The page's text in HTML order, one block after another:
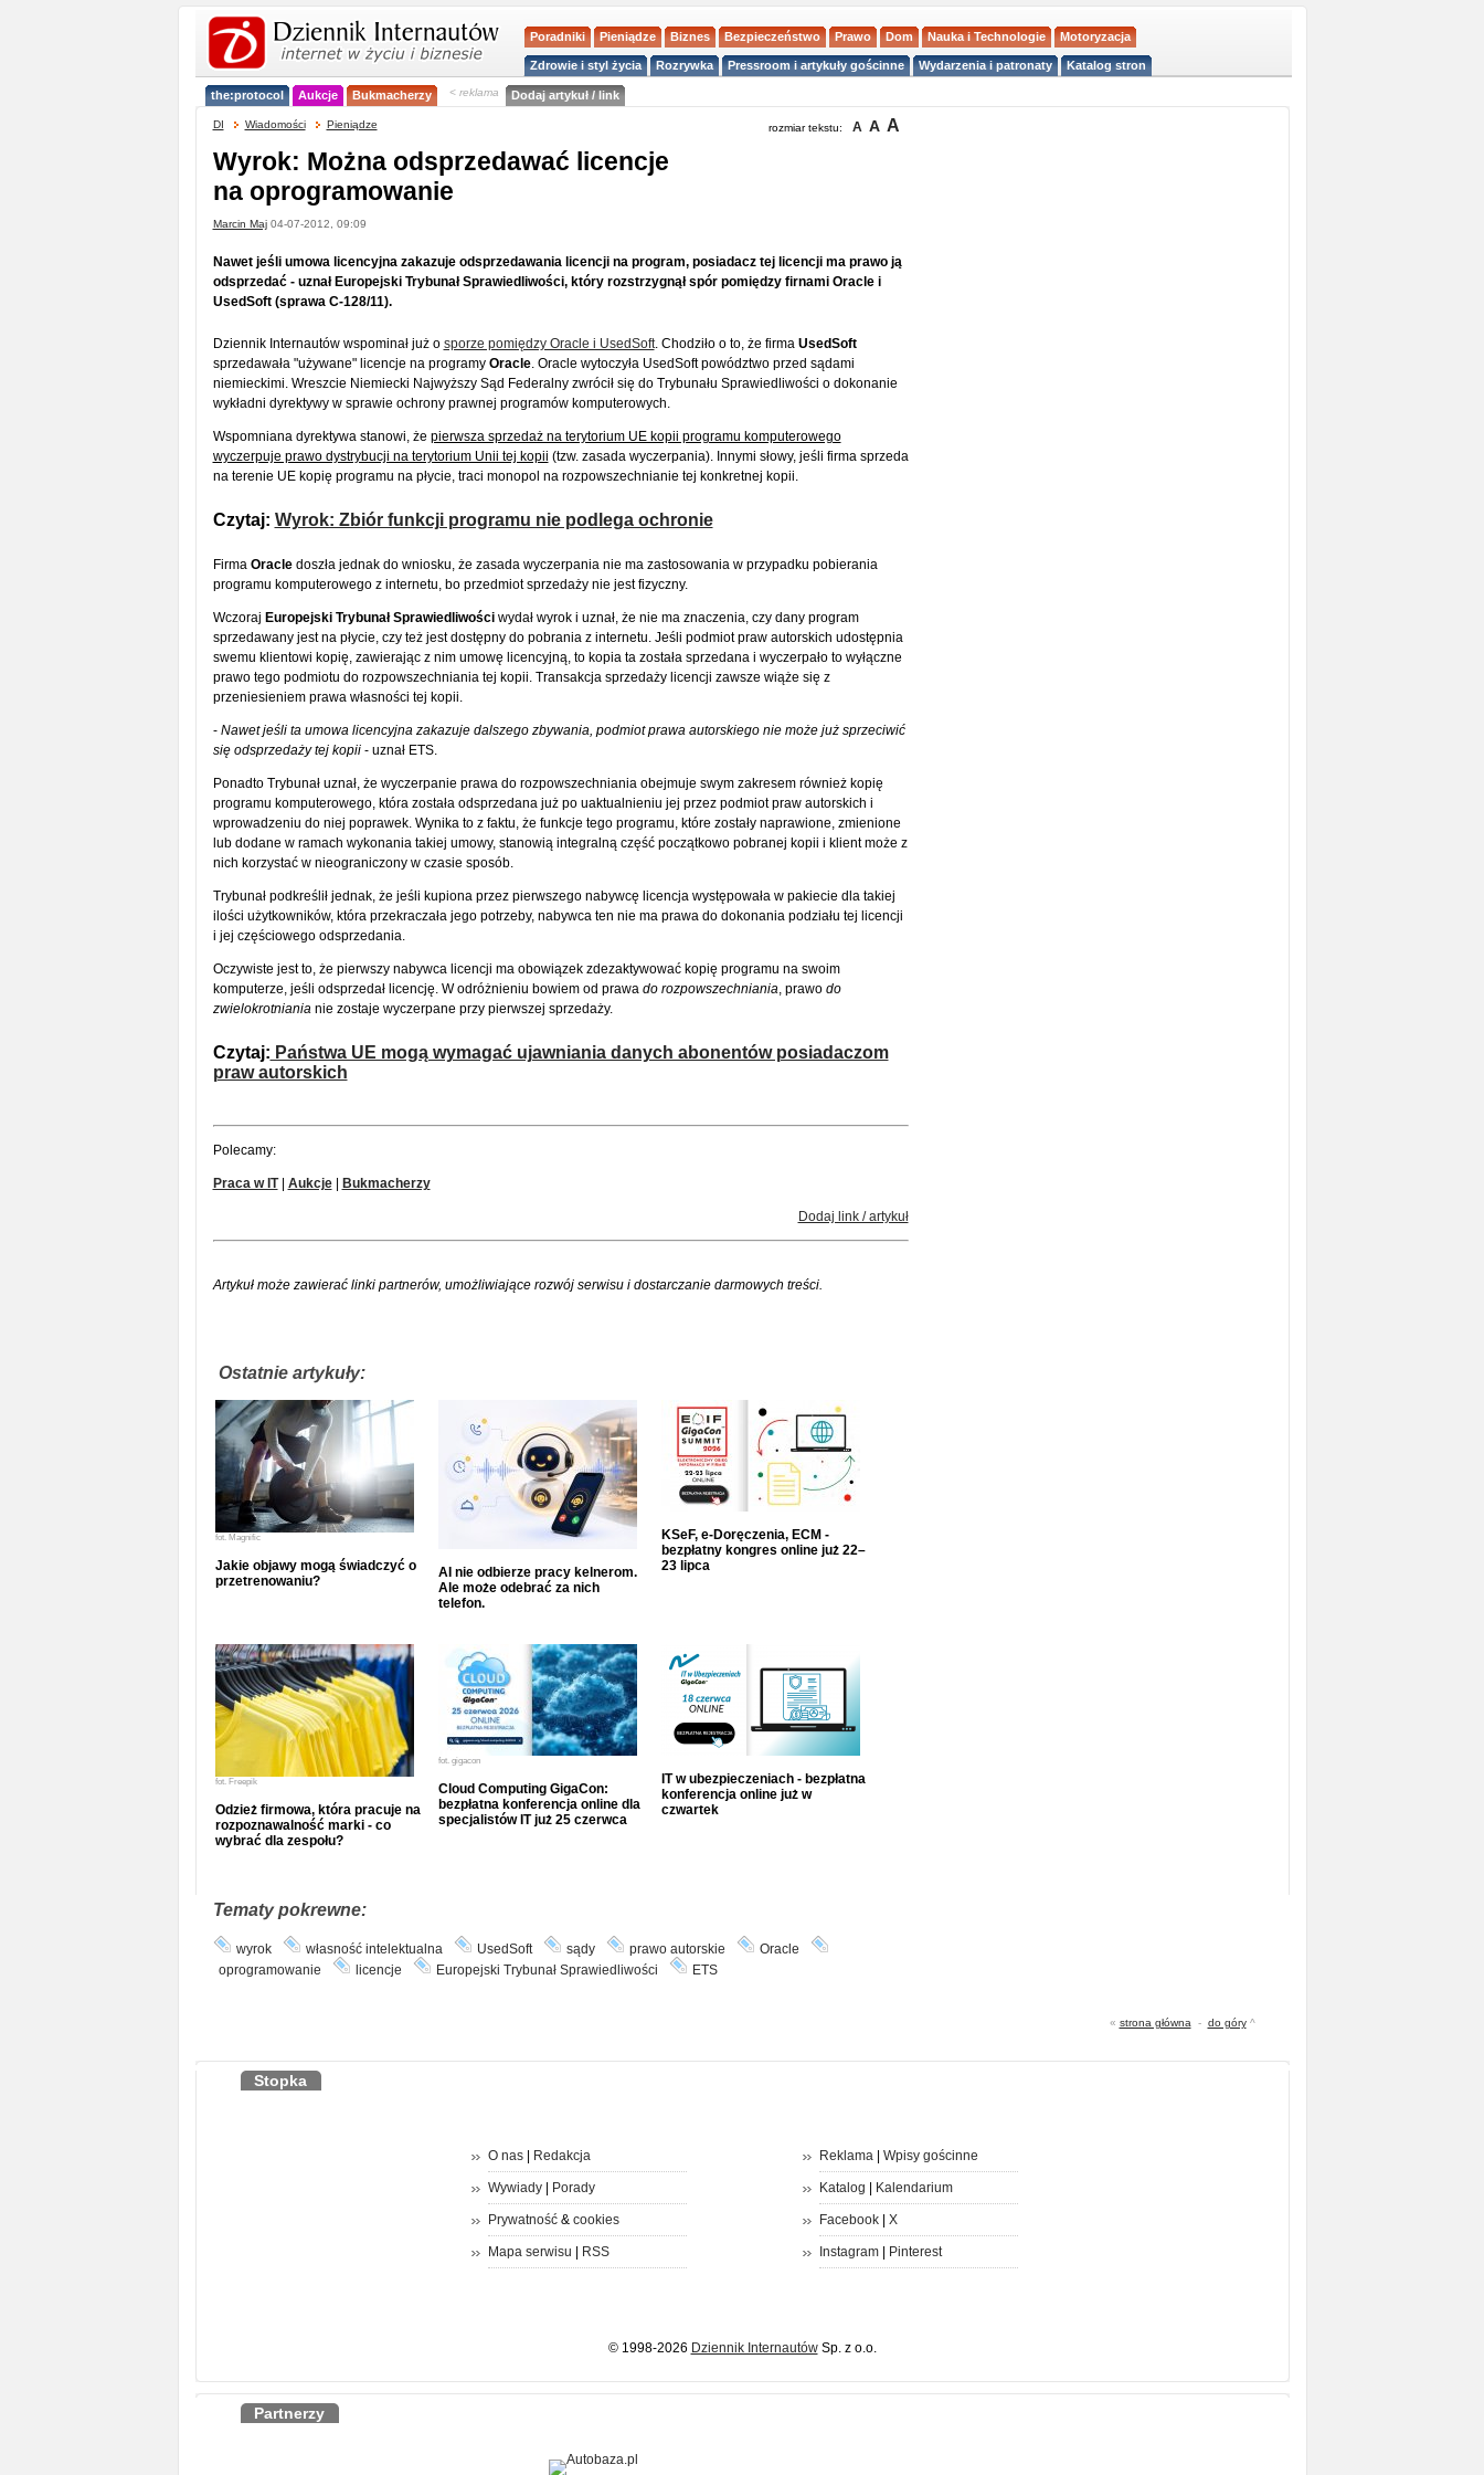
Poradniki Pieniądze Biznes Bezpieczeństwo Prawo Dom Nauka i Technologie Motoryzacja
Zdrowie i styl życia Rozrywka Pressroom i artykuły gościnne Wydarzenia i patronaty Katalog stron
the:protocol Aukcje Bukmacherzy < reklama Dodaj artykuł / link
DI Wiadomości Pieniądze rozmiar tekstu: A A A
Wyrok: Można odsprzedawać licencje
na oprogramowanie
Marcin Maj04-07-2012, 09:09
Nawet jeśli umowa licencyjna zakazuje odsprzedawania licencji na program, posiadacz tej licencji ma prawo ją
odsprzedać - uznał Europejski Trybunał Sprawiedliwości, który rozstrzygnął spór pomiędzy firnami Oracle i
UsedSoft (sprawa C-128/11).
Dziennik Internautów wspominał już o sporze pomiędzy Oracle i UsedSoft. Chodziło o to, że firma UsedSoft
sprzedawała "używane" licencje na programy Oracle. Oracle wytoczyła UsedSoft powództwo przed sądami
niemieckimi. Wreszcie Niemiecki Najwyższy Sąd Federalny zwrócił się do Trybunału Sprawiedliwości o dokonanie
wykładni dyrektywy w sprawie ochrony prawnej programów komputerowych.
Wspomniana dyrektywa stanowi, że pierwsza sprzedaż na terytorium UE kopii programu komputerowego
wyczerpuje prawo dystrybucji na terytorium Unii tej kopii (tzw. zasada wyczerpania). Innymi słowy, jeśli firma sprzeda
na terenie UE kopię programu na płycie, traci monopol na rozpowszechnianie tej konkretnej kopii.
Czytaj: Wyrok: Zbiór funkcji programu nie podlega ochronie
Firma Oracledoszła jednak do wniosku, że zasada wyczerpania nie ma zastosowania w przypadku pobierania
programu komputerowego z internetu, bo przedmiot sprzedaży nie jest fizyczny.
Wczoraj Europejski Trybunał Sprawiedliwościwydał wyrok i uznał, że nie ma znaczenia, czy dany program
sprzedawany jest na płycie, czy też jest dostępny do pobrania z internetu. Jeśli podmiot praw autorskich udostępnia
swemu klientowi kopię, zawierając z nim umowę licencyjną, to kopia ta została sprzedana i wyczerpało to wyłączne
prawo tego podmiotu do rozpowszechniania tej kopii. Transakcja sprzedaży licencji zawsze wiąże się z
przeniesieniem prawa własności tej kopii.
- Nawet jeśli ta umowa licencyjna zakazuje dalszego zbywania, podmiot prawa autorskiego nie może już sprzeciwić
się odsprzedaży tej kopii - uznał ETS.
Ponadto Trybunał uznał, że wyczerpanie prawa do rozpowszechniania obejmuje swym zakresem również kopię
programu komputerowego, która została odsprzedana już po uaktualnieniu jej przez podmiot praw autorskich i
wprowadzeniu do niej poprawek. Wynika to z faktu, że funkcje tego programu, które zostały naprawione, zmienione
lub dodane w ramach wykonania takiej umowy, stanowią integralną część początkowo pobranej kopii i klient może z
nich korzystać w nieograniczony w czasie sposób.
Trybunał podkreślił jednak, że jeśli kupiona przez pierwszego nabywcę licencja występowała w pakiecie dla takiej
ilości użytkowników, która przekraczała jego potrzeby, nabywca ten nie ma prawa do dokonania podziału tej licencji
i jej częściowego odsprzedania.
Oczywiste jest to, że pierwszy nabywca licencji ma obowiązek zdezaktywować kopię programu na swoim
komputerze, jeśli odsprzedał licencję. W odróżnieniu bowiem od prawa do rozpowszechniania, prawo do
zwielokrotnianianie zostaje wyczerpane przy pierwszej sprzedaży.
Czytaj: Państwa UE mogą wymagać ujawniania danych abonentów posiadaczom
praw autorskich
Polecamy:
Praca w IT| Aukcje| Bukmacherzy
Dodaj link / artykuł
Artykuł może zawierać linki partnerów, umożliwiające rozwój serwisu i dostarczanie darmowych treści.
Ostatnie artykuły:
fot. Magnific
Jakie objawy mogą świadczyć o
przetrenowaniu?
AI nie odbierze pracy kelnerom.
Ale może odebrać za nich
telefon.
KSeF, e-Doręczenia, ECM -
bezpłatny kongres online już 22–
23 lipca
fot. Freepik
Odzież firmowa, która pracuje na
rozpoznawalność marki - co
wybrać dla zespołu?
fot. gigacon
Cloud Computing GigaCon:
bezpłatna konferencja online dla
specjalistów IT już 25 czerwca
IT w ubezpieczeniach - bezpłatna
konferencja online już w
czwartek
Tematy pokrewne:
wyrok własność intelektualna UsedSoft sądy prawo autorskie
Oracle
oprogramowanie
licencje Europejski Trybunał Sprawiedliwości ETS
« strona główna - do góry^
Stopka
O nas| Redakcja
Wywiady| Porady
Prywatność& cookies
Mapa serwisu RSS
Reklama| Wpisy gościnne
Katalog Kalendarium
Facebook| X
Instagram| Pinterest
© 1998-2026 Dziennik InternautówSp. z o.o.
Partnerzy